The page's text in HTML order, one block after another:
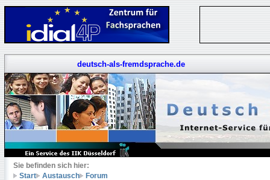
deutsch-als-fremdsprache.de
Sie befinden sich hier:
Start
Austausch Forum